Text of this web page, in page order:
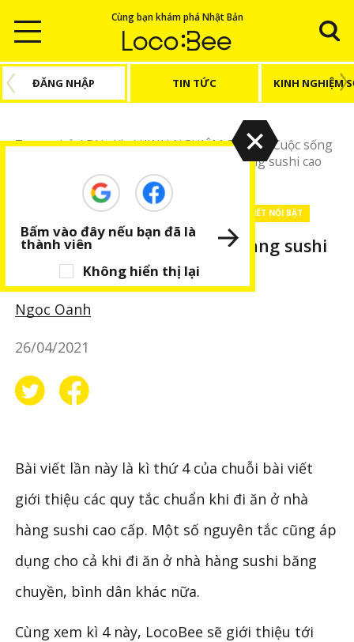
Cùng bạn khám phá Nhật Bản
ĐĂNG NHẬP TIN TỨC KINH NGHIỆM
Trang chủ/Bài viết/KINH NGHIỆM SỐNG/ Cuộc sống
Điều cần biết khi ăn ở nhà hàng sushi cao
KINH NGHIỆM SỐNG Cuộc sống Nhật Bản BÀI VIẾT NỔI BẬT
Điều cần biết khi ăn ở nhà hàng sushi
cao cấp (kì 4)
Ngọc Oanh
26/04/2021
Bài viết lần này là kì thứ 4 của chuỗi bài viết
giới thiệu các quy tắc chuẩn khi đi ăn ở nhà
hàng sushi cao cấp. Một số nguyên tắc cũng áp
dụng cho cả khi đi ăn ở nhà hàng sushi băng
chuyền, bình dân khác nữa.
Cùng xem kì 4 này, LocoBee sẽ giới thiệu tới
Không hiển thị lại
Bấm vào đây nếu bạn đã là
thành viên